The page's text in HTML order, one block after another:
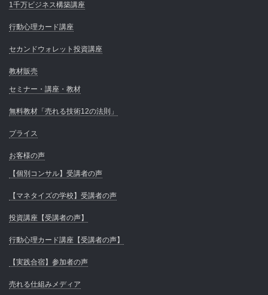
1千万ビジネス構築講座
行動心理カード講座
セカンドウォレット投資講座
教材販売
セミナー・講座・教材
無料教材「売れる技術12の法則」
プライス
お客様の声
【個別コンサル】受講者の声
【マネタイズの学校】受講者の声
投資講座【受講者の声】
行動心理カード講座【受講者の声】
【実践合宿】参加者の声
売れる仕組みメディア